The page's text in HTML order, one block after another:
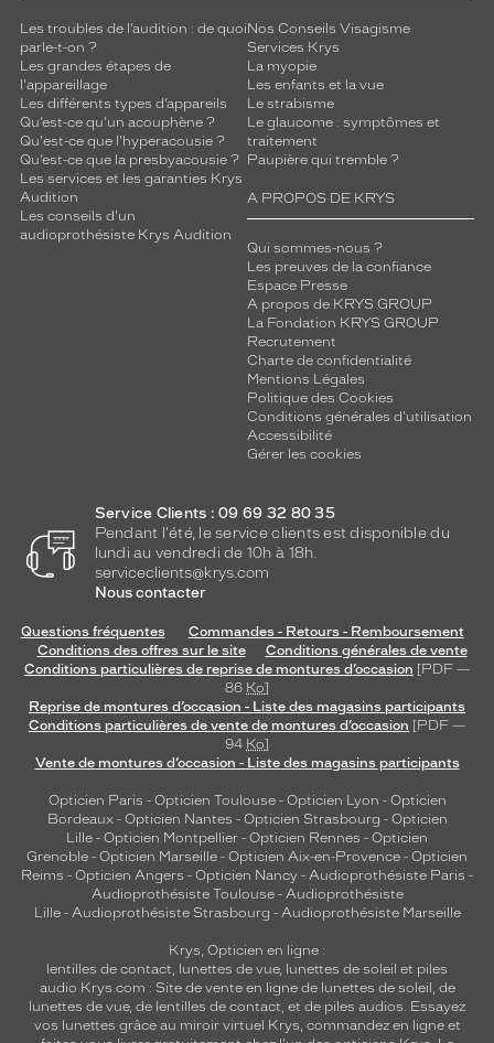
Les troubles de l’audition : de quoi
parle-t-on ?
Les grandes étapes de
l'appareillage
Les différents types d’appareils
Qu’est-ce qu'un acouphène ?
Qu'est-ce que l'hyperacousie ?
Qu’est-ce que la presbyacousie ?
Les services et les garanties Krys
Audition
Les conseils d'un
audioprothésiste Krys Audition
Nos Conseils Visagisme
Services Krys
La myopie
Les enfants et la vue
Le strabisme
Le glaucome : symptômes et
traitement
Paupière qui tremble ?
A PROPOS DE KRYS
Qui sommes-nous ?
Les preuves de la confiance
Espace Presse
A propos de KRYS GROUP
La Fondation KRYS GROUP
Recrutement
Charte de confidentialité
Mentions Légales
Politique des Cookies
Conditions générales d'utilisation
Accessibilité
Gérer les cookies
Service Clients : 09 69 32 80 35
Pendant l'été, le service clients est disponible du
lundi au vendredi de 10h à 18h.
serviceclients@krys.com
Nous contacter
Questions fréquentes
Commandes - Retours - Remboursement
Conditions des offres sur le site
Conditions générales de vente
Conditions particulières de reprise de montures d’occasion [PDF —
86 Ko]
Reprise de montures d’occasion - Liste des magasins participants
Conditions particulières de vente de montures d’occasion [PDF —
94 Ko]
Vente de montures d’occasion - Liste des magasins participants
Opticien Paris - Opticien Toulouse- Opticien Lyon - Opticien
Bordeaux- Opticien Nantes - Opticien Strasbourg - Opticien
Lille - Opticien Montpellier - Opticien Rennes - Opticien
Grenoble - Opticien Marseille - Opticien Aix-en-Provence - Opticien
Reims - Opticien Angers - Opticien Nancy - Audioprothésiste Paris -
Audioprothésiste Toulouse- Audioprothésiste
Lille- Audioprothésiste Strasbourg - Audioprothésiste Marseille
Krys, Opticien en ligne :
lentilles de contact, lunettes de vue, lunettes de soleil et piles
audio Krys.com : Site de vente en ligne de lunettes de soleil, de
lunettes de vue, de lentilles de contact, et de piles audios. Essayez
vos lunettes grâce au miroir virtuel Krys, commandez en ligne et